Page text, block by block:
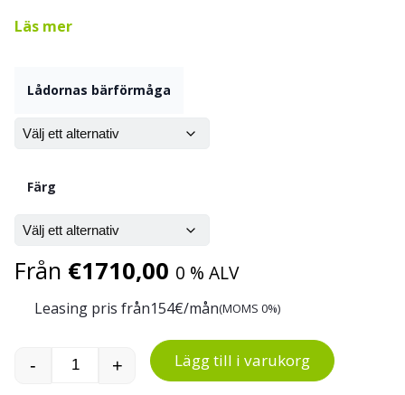
Läs mer
Lådornas bärförmåga
Färg
Från €1710,00 0 % ALV
Leasing pris från154€/mån(MOMS 0%)
Verkstadshurts 70/110-1 mängd
- + Lägg till i varukorg